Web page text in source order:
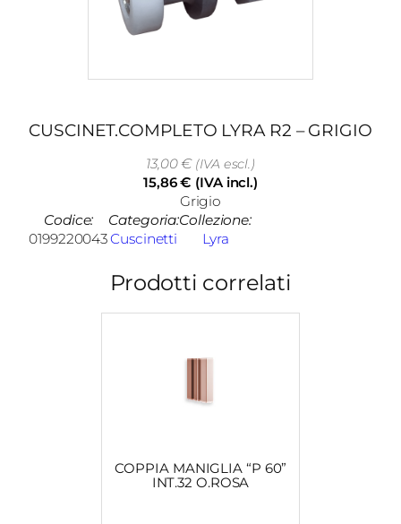
CUSCINET.COMPLETO LYRA R2 – GRIGIO
13,00€(IVA escl.)
15,86€ (IVA incl.)
Grigio
Codice:
0199220043
Categoria:
Cuscinetti
Collezione:
Lyra
Prodotti correlati
COPPIA MANIGLIA “P 60”
INT.32 O.ROSA